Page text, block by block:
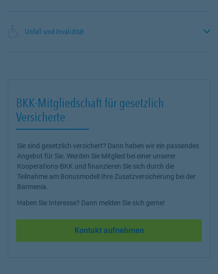
Unfall und Invalidität
BKK-Mitgliedschaft für gesetzlich
Versicherte
Sie sind gesetzlich versichert? Dann haben wir ein passendes
Angebot für Sie. Werden Sie Mitglied bei einer unserer
Kooperations-BKK und finanzieren Sie sich durch die
Teilnahme am Bonusmodell Ihre Zusatzversicherung bei der
Barmenia.
Haben Sie Interesse? Dann melden Sie sich gerne!
Kontakt aufnehmen